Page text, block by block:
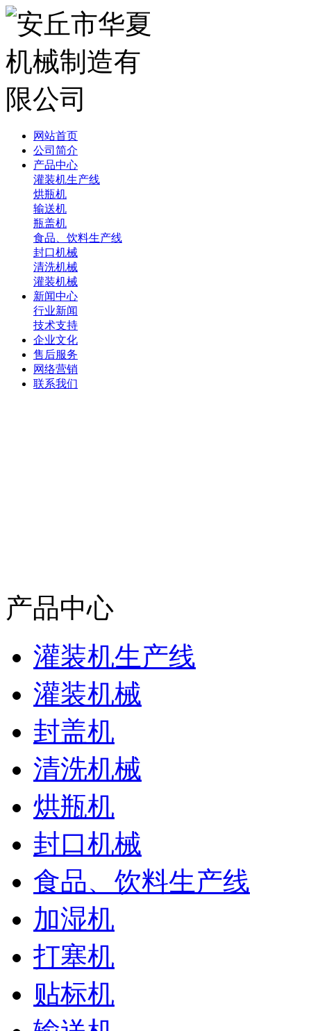
网站首页
公司简介
产品中心
灌装机生产线
烘瓶机
输送机
瓶盖机
食品、饮料生产线
封口机械
清洗机械
灌装机械
新闻中心
行业新闻
技术支持
企业文化
售后服务
网络营销
联系我们
产品中心
灌装机生产线
灌装机械
封盖机
清洗机械
烘瓶机
封口机械
食品、饮料生产线
加湿机
打塞机
贴标机